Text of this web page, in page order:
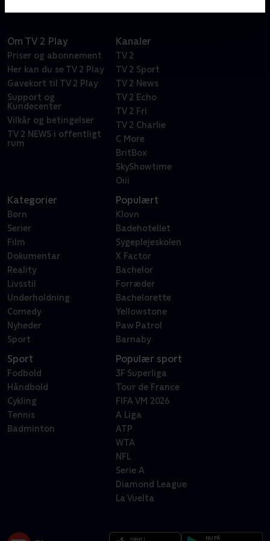
Om TV 2 Play
Priser og abonnement
Her kan du se TV 2 Play
Gavekort til TV 2 Play
Support og
Kundecenter
Vilkår og betingelser
TV 2 NEWS i offentligt
rum
Kanaler
TV 2
TV 2 Sport
TV 2 News
TV 2 Echo
TV 2 Fri
TV 2 Charlie
C More
BritBox
SkyShowtime
Oiii
Kategorier
Børn
Serier
Film
Dokumentar
Reality
Livsstil
Underholdning
Comedy
Nyheder
Sport
Populært
Klovn
Badehotellet
Sygeplejeskolen
X Factor
Bachelor
Forræder
Bachelorette
Yellowstone
Paw Patrol
Barnaby
Sport
Fodbold
Håndbold
Cykling
Tennis
Badminton
Populær sport
3F Superliga
Tour de France
FIFA VM 2026
A Liga
ATP
WTA
NFL
Serie A
Diamond League
La Vuelta